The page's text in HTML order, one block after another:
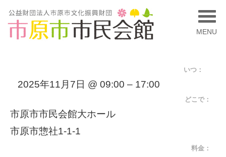
MENU
いつ：
2025年11月7日 @ 09:00 – 17:00
どこで：
市原市市民会館大ホール
市原市惣社1-1-1
料金：